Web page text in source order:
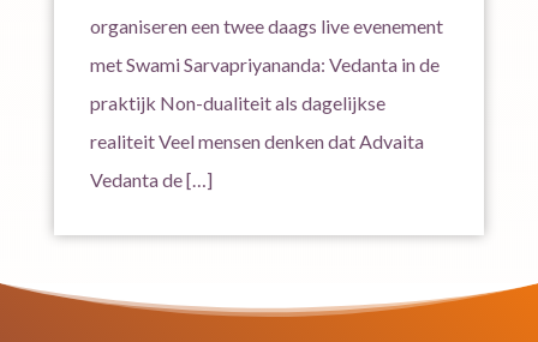
organiseren een twee daags live evenement
met Swami Sarvapriyananda: Vedanta in de
praktijk Non-dualiteit als dagelijkse
realiteit Veel mensen denken dat Advaita
Vedanta de […]